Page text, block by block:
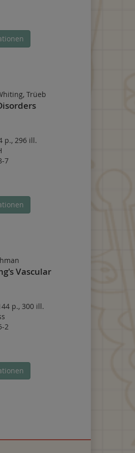
Trüeb
p., 296 ill.
7
Vascular
p., 300 ill.
2